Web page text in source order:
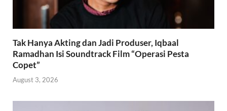
Tak Hanya Akting dan Jadi Produser, Iqbaal
Ramadhan Isi Soundtrack Film “Operasi Pesta
Copet”
August 3, 2026